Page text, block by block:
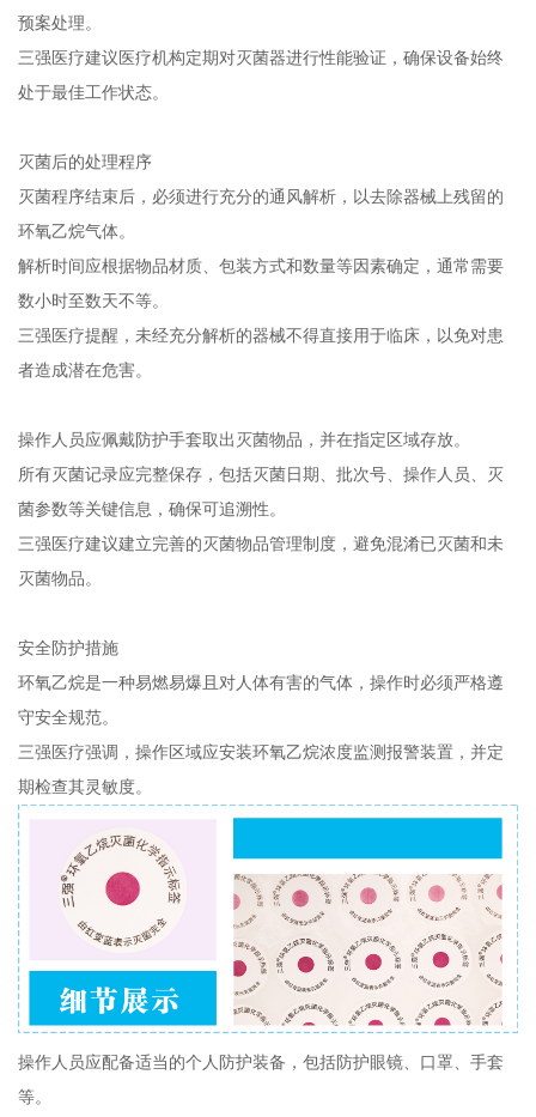
预案处理。
三强医疗建议医疗机构定期对灭菌器进行性能验证，确保设备始终
处于最佳工作状态。
灭菌后的处理程序
灭菌程序结束后，必须进行充分的通风解析，以去除器械上残留的
环氧乙烷气体。
解析时间应根据物品材质、包装方式和数量等因素确定，通常需要
数小时至数天不等。
三强医疗提醒，未经充分解析的器械不得直接用于临床，以免对患
者造成潜在危害。
操作人员应佩戴防护手套取出灭菌物品，并在指定区域存放。
所有灭菌记录应完整保存，包括灭菌日期、批次号、操作人员、灭
菌参数等关键信息，确保可追溯性。
三强医疗建议建立完善的灭菌物品管理制度，避免混淆已灭菌和未
灭菌物品。
安全防护措施
环氧乙烷是一种易燃易爆且对人体有害的气体，操作时必须严格遵
守安全规范。
三强医疗强调，操作区域应安装环氧乙烷浓度监测报警装置，并定
期检查其灵敏度。
操作人员应配备适当的个人防护装备，包括防护眼镜、口罩、手套
等。